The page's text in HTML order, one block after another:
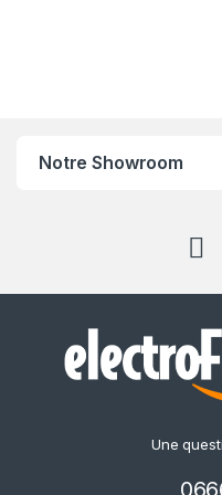
Notre Showroom
Une